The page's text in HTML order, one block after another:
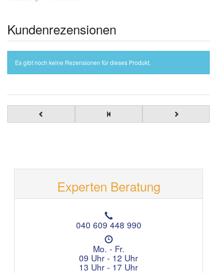
Kundenrezensionen
Es gibt noch keine Rezensionen für dieses Produkt.
Experten Beratung
T
e
e
o
n
040 609 448 990
Ö
f
n
Mo. - Fr.
09 Uhr - 12 Uhr
13 Uhr - 17 Uhr